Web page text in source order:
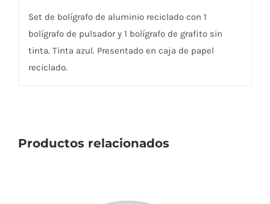
Set de bolígrafo de aluminio reciclado con 1
bolígrafo de pulsador y 1 bolígrafo de grafito sin
tinta. Tinta azul. Presentado en caja de papel
reciclado.
Productos relacionados